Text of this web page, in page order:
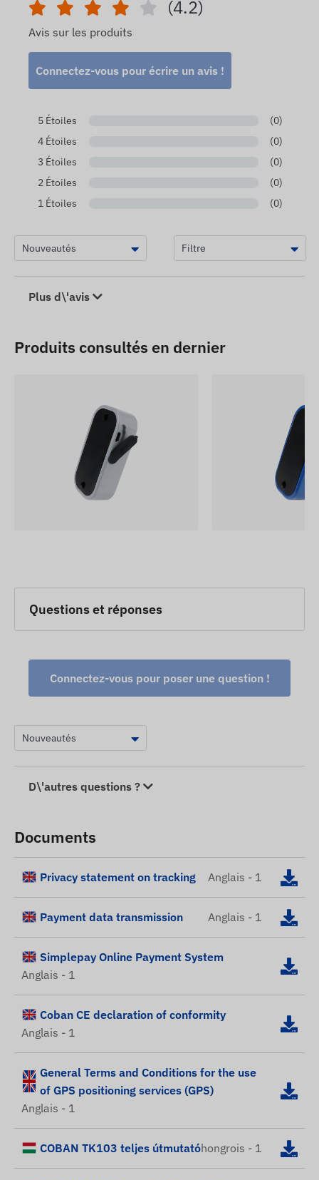
(4.2)
Avis sur les produits
Connectez-vous pour écrire un avis !
5 Étoiles
(0)
4 Étoiles
(0)
3 Étoiles
(0)
2 Étoiles
(0)
1 Étoiles
(0)
Plus d\'avis
Produits consultés en dernier
Questions et réponses
Connectez-vous pour poser une question !
D\'autres questions ?
Documents
Privacy statement on tracking Anglais - 1
Payment data transmission Anglais - 1
Simplepay Online Payment System
Anglais - 1
Coban CE declaration of conformity
Anglais - 1
General Terms and Conditions for the use
of GPS positioning services (GPS)
Anglais - 1
COBAN TK103 teljes útmutatóhongrois - 1